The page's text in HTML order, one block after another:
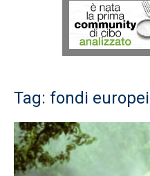
Tag: fondi europei